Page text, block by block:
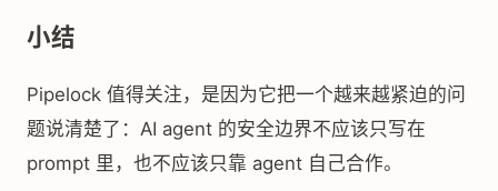
小结
Pipelock 值得关注，是因为它把一个越来越紧迫的问
题说清楚了：AI agent 的安全边界不应该只写在
prompt 里，也不应该只靠 agent 自己合作。